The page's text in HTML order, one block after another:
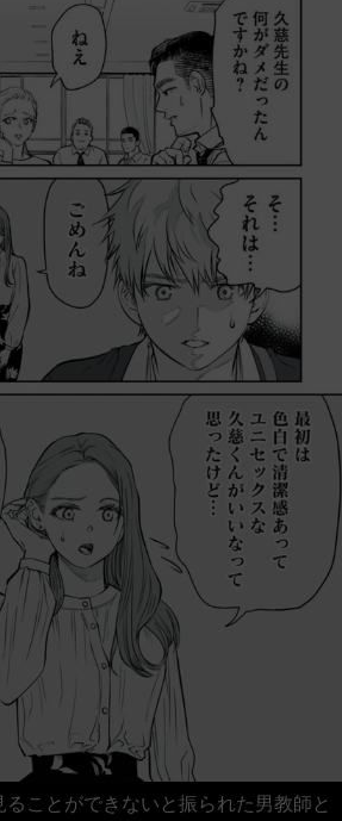
ることができないと振られた男教師と